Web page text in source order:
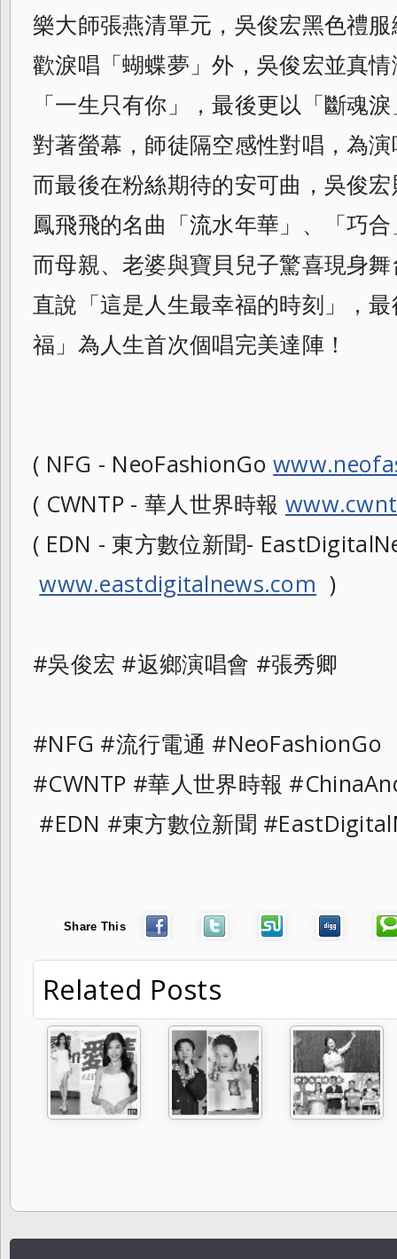
樂大師張燕清單元，吳俊宏黑色禮
歡淚唱「蝴蝶夢」外，吳俊宏並真
「一生只有你」，最後更以「斷魂
對著螢幕，師徒隔空感性對唱，為
而最後在粉絲期待的安可曲，吳俊
鳳飛飛的名曲「流水年華」、「巧
而母親、老婆與寶貝兒子驚喜現身
直說「這是人生最幸福的時刻」，
福」為人生首次個唱完美達陣！
( NFG - NeoFashionGo
( CWNTP - 華人世界時報
( EDN - 東方數位新聞-
www.eastdigitalnews.com )
#吳俊宏 #返鄉演唱會 #張秀卿
#NFG #流行電通 #NeoFashionGo
#CWNTP #華人世界時報
#EDN #東方數位新聞
Share This
Related Posts